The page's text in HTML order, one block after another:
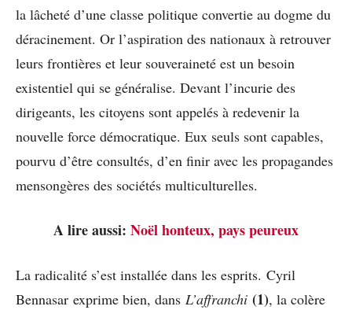
la lâcheté d’une classe politique convertie au dogme du
déracinement. Or l’aspiration des nationaux à retrouver
leurs frontières et leur souveraineté est un besoin
existentiel qui se généralise. Devant l’incurie des
dirigeants, les citoyens sont appelés à redevenir la
nouvelle force démocratique. Eux seuls sont capables,
pourvu d’être consultés, d’en finir avec les propagandes
mensongères des sociétés multiculturelles.
A lire aussi: Noël honteux, pays peureux
La radicalité s’est installée dans les esprits. Cyril
Bennasar exprime bien, dans L’affranchi (1), la colère